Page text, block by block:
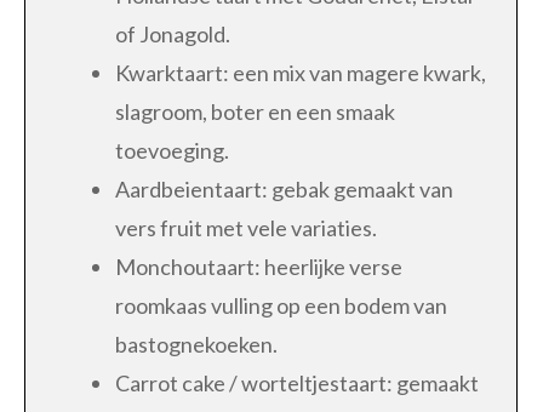
of Jonagold.
Kwarktaart: een mix van magere kwark,
slagroom, boter en een smaak
toevoeging.
Aardbeientaart: gebak gemaakt van
vers fruit met vele variaties.
Monchoutaart: heerlijke verse
roomkaas vulling op een bodem van
bastognekoeken.
Carrot cake / worteltjestaart: gemaakt